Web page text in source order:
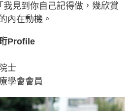
見到你自己記得做，幾欣賞
內在動機。
Profile
士
學會會員